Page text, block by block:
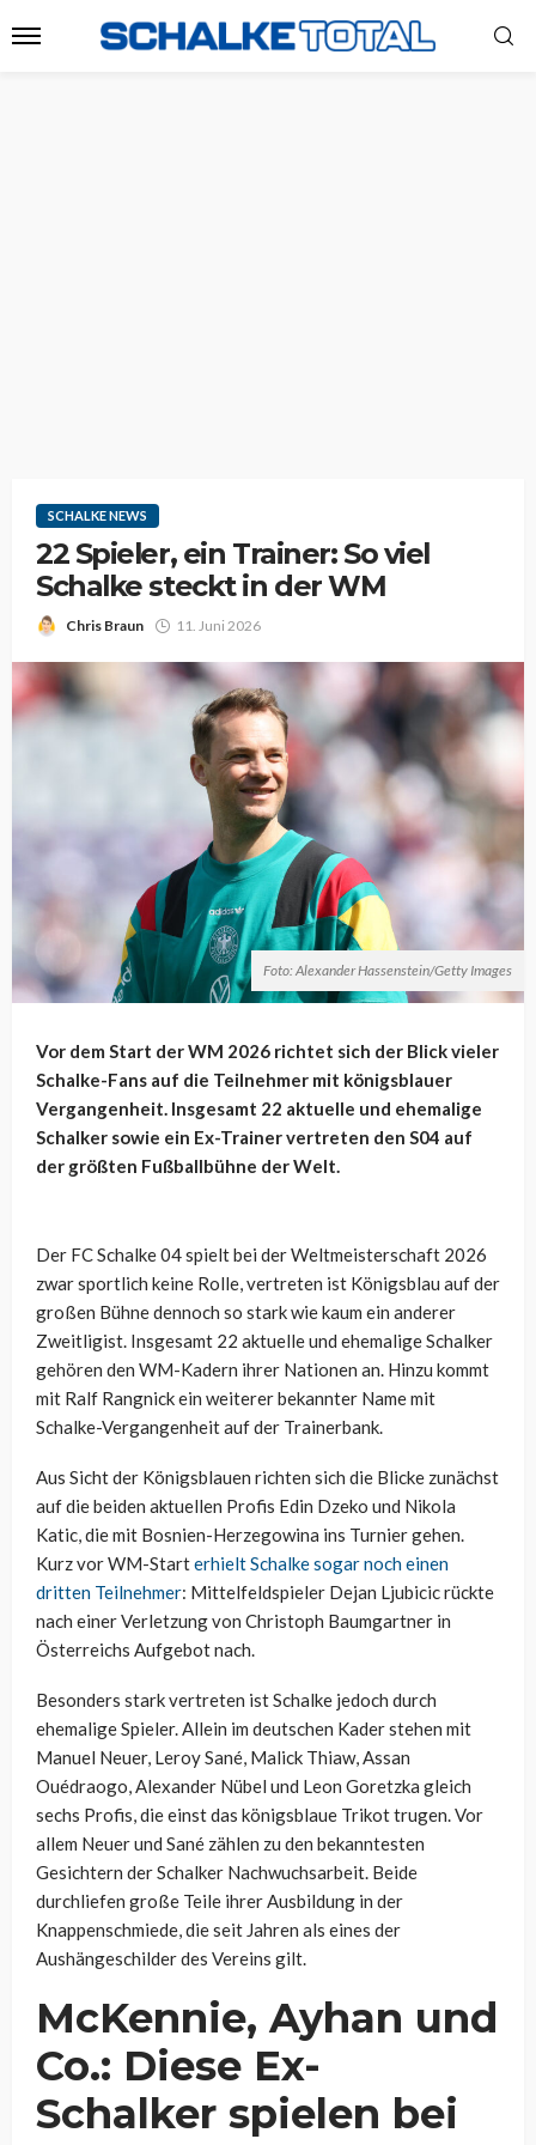
SCHALKE NEWS
22 Spieler, ein Trainer: So viel
Schalke steckt in der WM
Chris Braun 11. Juni 2026
Foto: Alexander Hassenstein/Getty Images
Vor dem Start der WM 2026 richtet sich der Blick vieler
Schalke-Fans auf die Teilnehmer mit königsblauer
Vergangenheit. Insgesamt 22 aktuelle und ehemalige
Schalker sowie ein Ex-Trainer vertreten den S04 auf
der größten Fußballbühne der Welt.
Der FC Schalke 04 spielt bei der Weltmeisterschaft 2026
zwar sportlich keine Rolle, vertreten ist Königsblau auf der
großen Bühne dennoch so stark wie kaum ein anderer
Zweitligist. Insgesamt 22 aktuelle und ehemalige Schalker
gehören den WM-Kadern ihrer Nationen an. Hinzu kommt
mit Ralf Rangnick ein weiterer bekannter Name mit
Schalke-Vergangenheit auf der Trainerbank.
Aus Sicht der Königsblauen richten sich die Blicke zunächst
auf die beiden aktuellen Profis Edin Dzeko und Nikola
Katic, die mit Bosnien-Herzegowina ins Turnier gehen.
Kurz vor WM-Starterhielt Schalke sogar noch einen
dritten Teilnehmer: Mittelfeldspieler Dejan Ljubicic rückte
nach einer Verletzung von Christoph Baumgartner in
Österreichs Aufgebot nach.
Besonders stark vertreten ist Schalke jedoch durch
ehemalige Spieler. Allein im deutschen Kader stehen mit
Manuel Neuer, Leroy Sané, Malick Thiaw, Assan
Ouédraogo, Alexander Nübel und Leon Goretzka gleich
sechs Profis, die einst das königsblaue Trikot trugen. Vor
allem Neuer und Sané zählen zu den bekanntesten
Gesichtern der Schalker Nachwuchsarbeit. Beide
durchliefen große Teile ihrer Ausbildung in der
Knappenschmiede, die seit Jahren als eines der
Aushängeschilder des Vereins gilt.
McKennie, Ayhan und
Co.: Diese Ex-
Schalker spielen bei